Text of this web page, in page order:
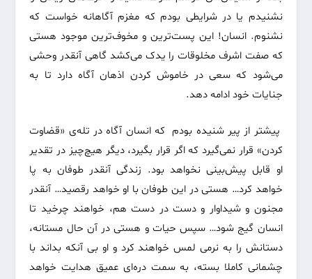
نشنیدم یا در شرایطی بودم که مغزم آگاهانه خواست که
نشنوم. انسان! این پست‌ترین و مخوف‌ترین موجود هستی
که صفت اشرف مخلوقات را یدک می‌کشد گاهی آنقدر وحشی
می‌شود که سعی در خاموش کردن اذهان آگاه دارد تا به
جنایات خود ادامه دهد.
پیشتر از پیر شنیده بودم که انسان آگاه در تله‌ی «قضاوت
کردن» قرار نمی‌گیرد که اگر قرار بگیرد، دیگر هیچ‌چیز در تقدیر
او قابل پیش‌بینی نخواهد بود. زندگی آنقدر طوفان به پا
خواهد کرد… هستی در این طوفان با او خواهد رقصید… آنقدر
مجنون و شیداوار و دست در دست هم، خواهند چرخید تا
انسان گیج شود… سپس حیات و هستی در آن حال مستانه‌،
دستانش را به نرمی لمس خواهند کرد و او بی آنکه بداند با
چشمانی کاملا بسته، به سمت دره‌ای عمیق هدایت خواهد